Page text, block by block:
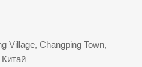
Village, Changping Town,